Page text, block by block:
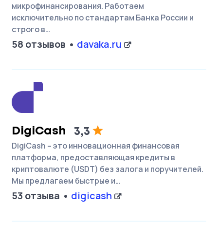
микрофинансирования. Работаем
исключительно по стандартам Банка России и
строго в…
58 отзывов davaka.ru
DigiCash 3,3
DigiCash – это инновационная финансовая
платформа, предоставляющая кредиты в
криптовалюте (USDT) без залога и поручителей.
Мы предлагаем быстрые и…
53 отзыва digicash